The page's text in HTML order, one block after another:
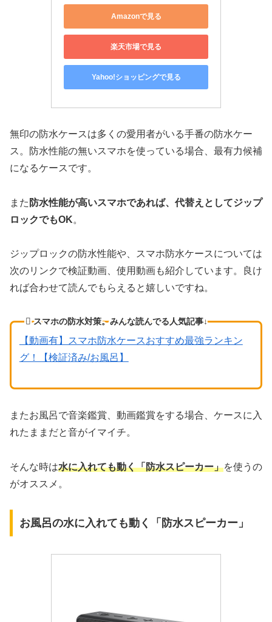
Amazonで見る
楽天市場で見る
Yahoo!ショッピングで見る
無印の防水ケースは多くの愛用者がいる手番の防水ケー
ス。防水性能の無いスマホを使っている場合、最有力候補
になるケースです。
また 防水性能が高いスマホであれば、代替えとしてジップ
ロックでもOK。
ジップロックの防水性能や、スマホ防水ケースについては
次のリンクで検証動画、使用動画も紹介しています。良け
れば合わせて読んでもらえると嬉しいですね。
スマホの防水対策。みんな読んでる人気記事↓
【動画有】スマホ防水ケースおすすめ最強ランキン
グ！【検証済み/お風呂】
またお風呂で音楽鑑賞、動画鑑賞をする場合、ケースに入
れたままだと音がイマイチ。
そんな時は水に入れても動く「防水スピーカー」を使うの
がオススメ。
お風呂の水に入れても動く「防水スピーカー」